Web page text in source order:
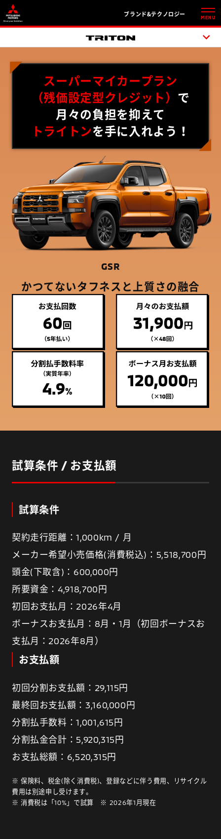
ブランド&テクノロジー
MENU
スーパーマイカープラン
（残価設定型クレジット） で
月々の負担を抑えて
トライトンを手に入れよう！
GSR
かつてないタフネスと上質さの融合
試算条件 / お支払額
試算条件
契約走行距離：1,000km / 月
メーカー希望小売価格(消費税込)：5,518,700円
頭金(下取含)：600,000円
所要資金：4,918,700円
初回お支払月：2026年4月
ボーナスお支払月：8月・1月（初回ボーナスお
支払月：2026年8月）
お支払額
初回分割お支払額：29,115円
最終回お支払額：3,160,000円
分割払手数料：1,001,615円
分割払金合計：5,920,315円
お支払総額：6,520,315円
※ 保険料、税金(除く消費税)、登録などに伴う費用、リサイクル
費用は別途申し受けます。
※ 消費税は「10%」で試算 ※ 2026年1月現在